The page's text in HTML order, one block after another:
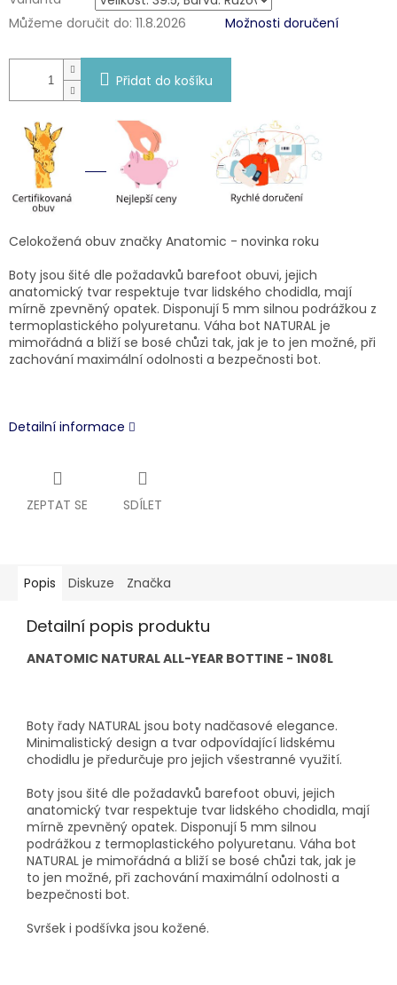
Můžeme doručit do: 11.8.2026 Možnosti doručení
Přidat do košíku
Celokožená obuv značky Anatomic - novinka roku
Boty jsou šité dle požadavků barefoot obuvi, jejich
anatomický tvar respektuje tvar lidského chodidla, mají
mírně zpevněný opatek. Disponují 5 mm silnou podrážkou z
termoplastického polyuretanu. Váha bot NATURAL je
mimořádná a bliží se bosé chůzi tak, jak je to jen možné, při
zachování maximální odolnosti a bezpečnosti bot.
Detailní informace
ZEPTAT SE SDÍLET
Popis Diskuze Značka
Detailní popis produktu
ANATOMIC NATURAL ALL-YEAR BOTTINE - 1N08L
Boty řady NATURAL jsou boty nadčasové elegance.
Minimalistický design a tvar odpovídající lidskému
chodidlu je předurčuje pro jejich všestranné využití.
Boty jsou šité dle požadavků barefoot obuvi, jejich
anatomický tvar respektuje tvar lidského chodidla, mají
mírně zpevněný opatek. Disponují 5 mm silnou
podrážkou z termoplastického polyuretanu. Váha bot
NATURAL je mimořádná a bliží se bosé chůzi tak, jak je
to jen možné, při zachování maximální odolnosti a
bezpečnosti bot.
Svršek i podšívka jsou kožené.